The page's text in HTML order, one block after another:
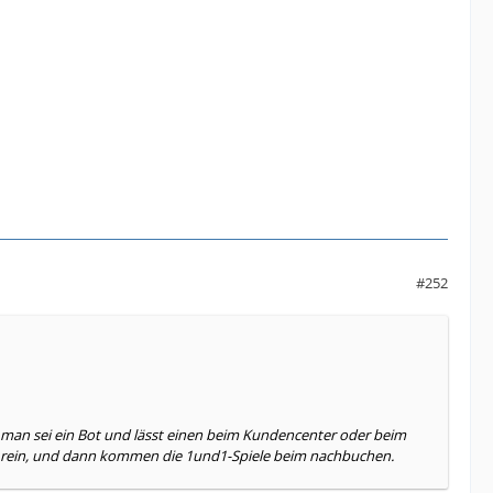
#252
sei ein Bot und lässt einen beim Kundencenter oder beim
und dann kommen die 1und1-Spiele beim nachbuchen.